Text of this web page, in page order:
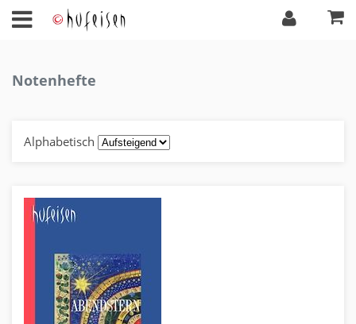
Notenhefte
Alphabetisch